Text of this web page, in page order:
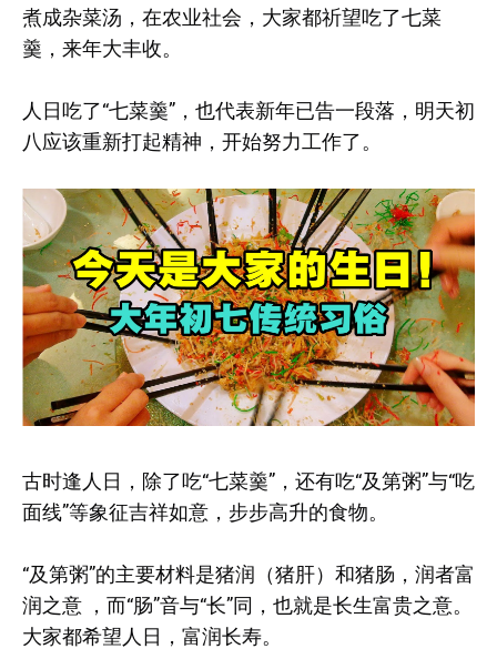
煮成杂菜汤，在农业社会，大家都祈望吃了七菜
羹，来年大丰收。
人日吃了“七菜羹”，也代表新年已告一段落，明天初
八应该重新打起精神，开始努力工作了。
古时逢人日，除了吃“七菜羹”，还有吃“及第粥”与“吃
面线”等象征吉祥如意，步步高升的食物。
“及第粥”的主要材料是猪润（猪肝）和猪肠，润者富
润之意 ，而“肠”音与“长”同，也就是长生富贵之意。
大家都希望人日，富润长寿。